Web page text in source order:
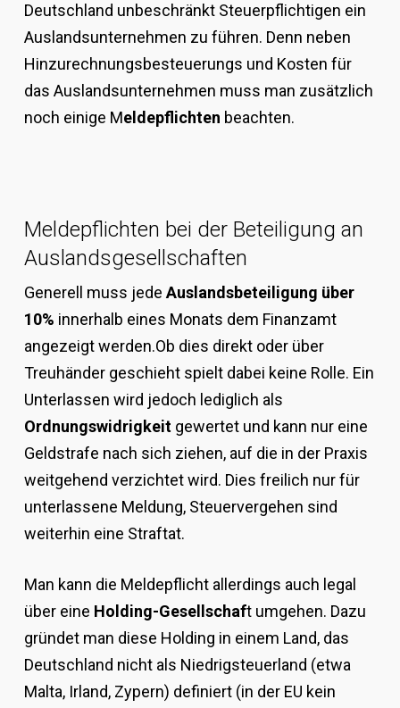
Deutschland unbeschränkt Steuerpflichtigen ein
Auslandsunternehmen zu führen. Denn neben
Hinzurechnungsbesteuerungs und Kosten für
das Auslandsunternehmen muss man zusätzlich
noch einige Meldepflichten beachten.
Meldepflichten bei der Beteiligung an
Auslandsgesellschaften
Generell muss jede Auslandsbeteiligung über
10% innerhalb eines Monats dem Finanzamt
angezeigt werden.Ob dies direkt oder über
Treuhänder geschieht spielt dabei keine Rolle. Ein
Unterlassen wird jedoch lediglich als
Ordnungswidrigkeitgewertet und kann nur eine
Geldstrafe nach sich ziehen, auf die in der Praxis
weitgehend verzichtet wird. Dies freilich nur für
unterlassene Meldung, Steuervergehen sind
weiterhin eine Straftat.
Man kann die Meldepflicht allerdings auch legal
über eine Holding-Gesellschaft umgehen. Dazu
gründet man diese Holding in einem Land, das
Deutschland nicht als Niedrigsteuerland (etwa
Malta, Irland, Zypern) definiert (in der EU kein